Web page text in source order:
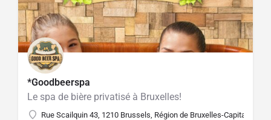
*Goodbeerspa
Le spa de bière privatisé à Bruxelles!
Rue Scailquin 43, 1210 Brussels, Région de Bruxelles-Capitale,